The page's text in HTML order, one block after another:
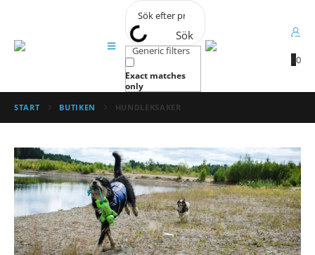
Sök
Generic filters
Exact matches
only
0
START BUTIKEN HUNDLEKSAKER